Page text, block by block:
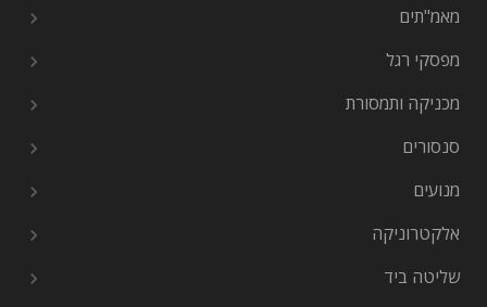
מאמ"תים
מפסקי רגל
מכניקה ותמסורת
סנסורים
מנועים
אלקטרוניקה
שליטה ביד